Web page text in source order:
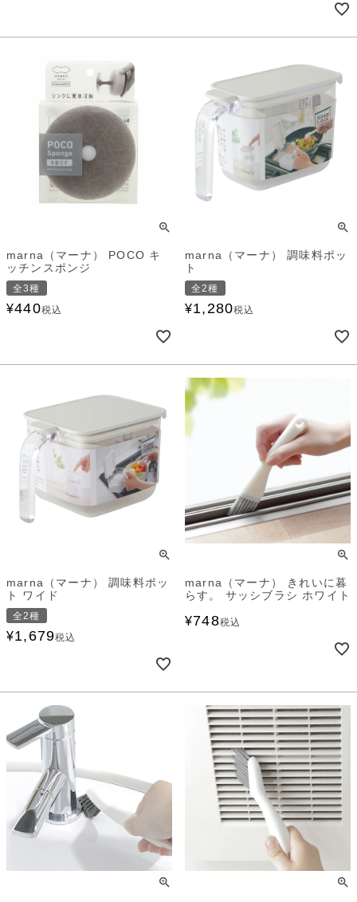
marna（マーナ） POCO キ
ッチンスポンジ
全3種
¥440税込
marna（マーナ） 調味料ポッ
ト
全2種
¥1,280税込
marna（マーナ） 調味料ポッ
ト ワイド
全2種
¥1,679税込
marna（マーナ） きれいに暮
らす。 サッシブラシ ホワイト
¥748税込